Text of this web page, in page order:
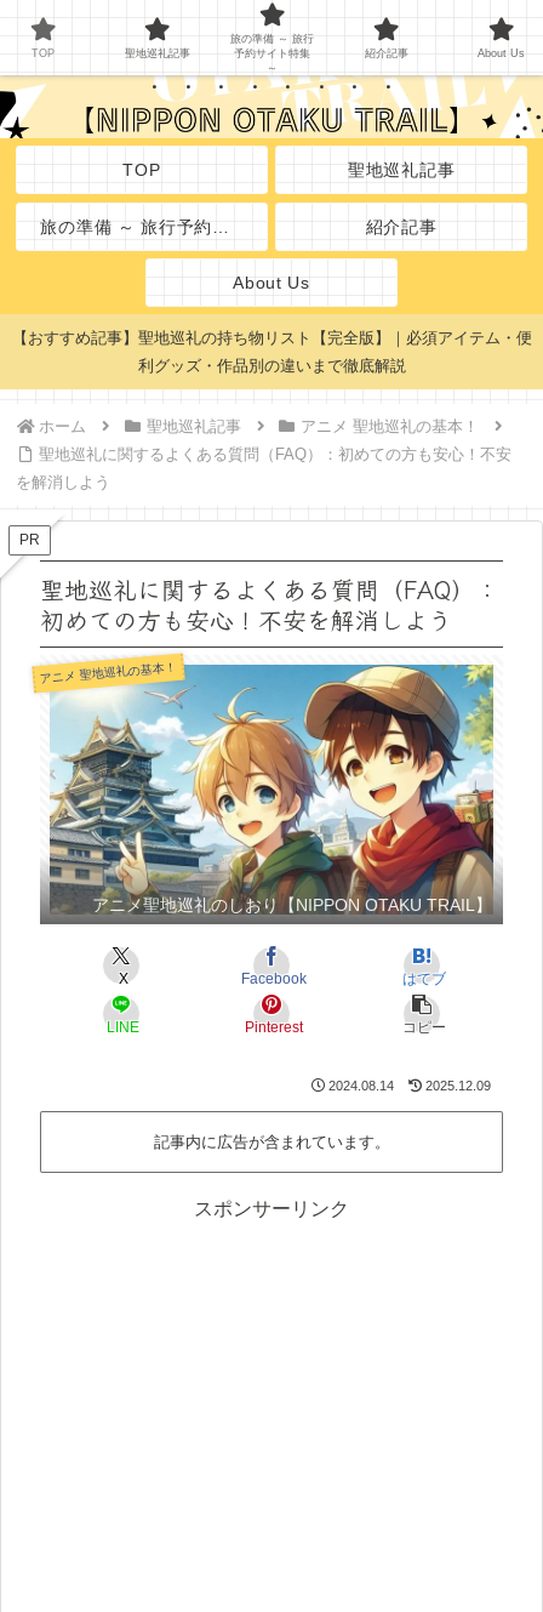
聖地巡礼のしおり
TOP 聖地巡礼記事
紹介記事
About Us
【おすすめ記事】聖地巡礼の持ち物リスト【完全版】｜必須アイテム・便
利グッズ・作品別の違いまで徹底解説
ホーム 聖地巡礼記事
アニメ 聖地巡礼の基本！
聖地巡礼に関するよくある質問（FAQ）：初めての方も安心！不安
を解消しよう
PR
聖地巡礼に関するよくある質問（FAQ）：
初めての方も安心！不安を解消しよう
アニメ 聖地巡礼の基本！
アニメ聖地巡礼のしおり【NIPPON OTAKU TRAIL】
X Facebook はてブ
LINE Pinterest コピー
2024.08.14 2025.12.09
記事内に広告が含まれています。
スポンサーリンク
TOP 聖地巡礼記事
旅の準備 ～ 旅行
予約サイト特集
～
紹介記事 About Us